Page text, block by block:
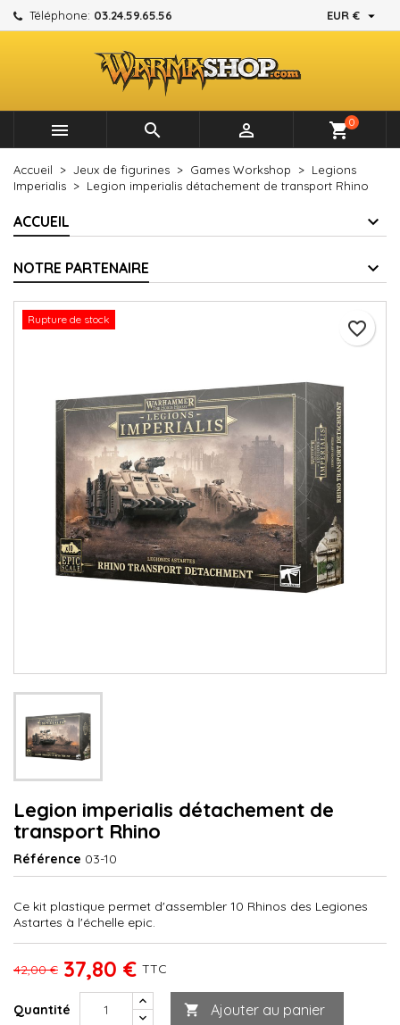
Téléphone: 03.24.59.65.56 EUR € 
   shopping_cart0
Accueil Jeux de figurines Games Workshop
Legions
Imperialis
Legion imperialis détachement de transport Rhino
ACCUEIL
NOTRE PARTENAIRE
Rupture de stock
Legion imperialis détachement de
transport Rhino
Référence 03-10
Ce kit plastique permet d'assembler 10 Rhinos des Legiones
Astartes à l'échelle epic.
42,00 € 37,80 € TTC
Quantité  Ajouter au panier
favorite_border
Mes listes d'envies ×
Créer une nouvelle liste
Créer une liste d'envies ×
Nom de la liste d'envies
Annuler Créer une liste d'envies
Connexion ×
Vous devez être connecté pour ajouter des produits à
votre liste d'envies.